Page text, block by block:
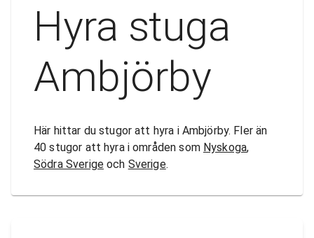
Hyra stuga
Ambjörby
Här hittar du stugor att hyra i Ambjörby. Fler än
40 stugor att hyra i områden som Nyskoga,
Södra Sverigeoch Sverige.